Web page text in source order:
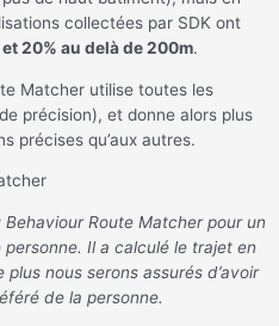
collectées par SDK ont
20% au delà de 200m.
Matcher utilise toutes les
précision), et donne alors plus
précises qu’aux autres.
Route Matcher pour un
Il a calculé le trajet en
nous serons assurés d’avoir
de la personne.